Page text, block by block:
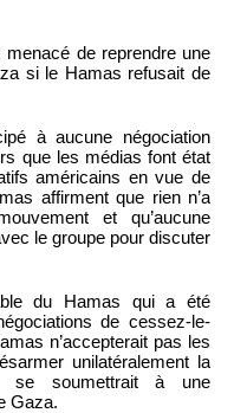
de reprendre une
si le Hamas refusait de
à aucune négociation
que les médias font état
américains en vue de
affirment que rien n’a
et qu’aucune
le groupe pour discuter
du Hamas qui a été
de cessez-le-
n’accepterait pas les
unilatéralement la
se soumettrait à une
Gaza.